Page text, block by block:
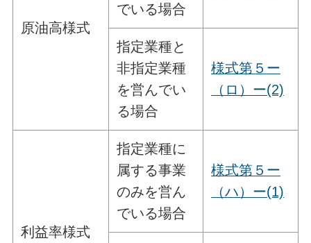
原油高様式
でいる場合
指定業種と
非指定業種
を営んでい
る場合
様式第５ー
（ロ）ー(2)
利益率様式
指定業種に
属する事業
のみを営ん
でいる場合
様式第５ー
（ハ）ー(1)